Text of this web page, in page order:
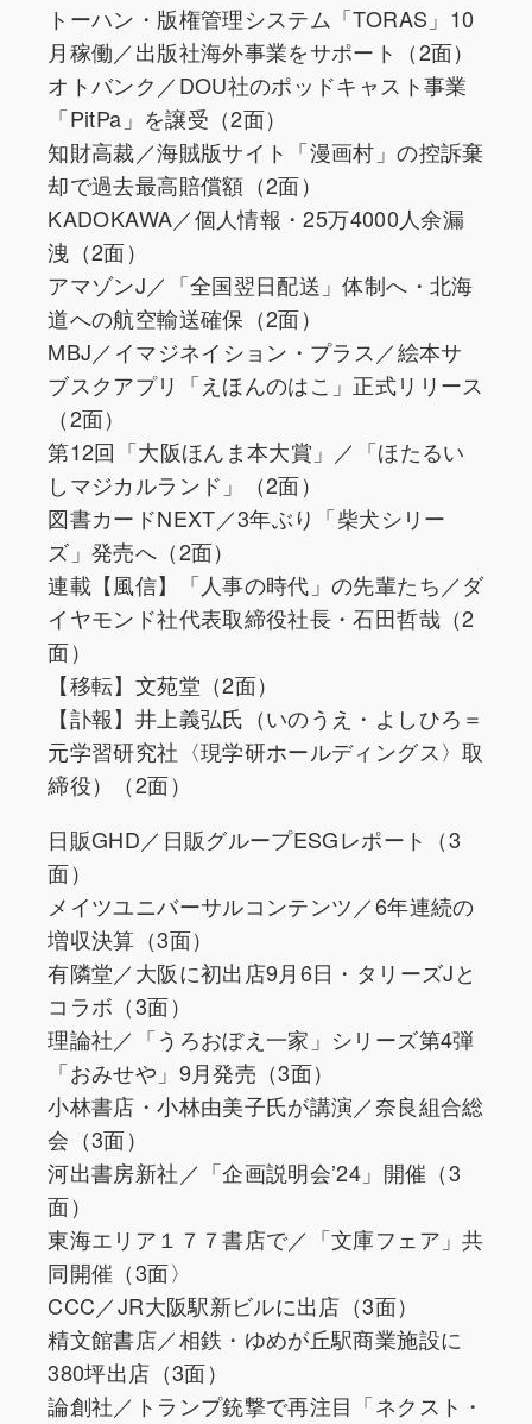
トーハン・版権管理システム「TORAS」10
月稼働／出版社海外事業をサポート（2面）
オトバンク／DOU社のポッドキャスト事業
「PitPa」を譲受（2面）
知財高裁／海賊版サイト「漫画村」の控訴棄
却で過去最高賠償額（2面）
KADOKAWA／個人情報・25万4000人余漏
洩（2面）
アマゾンJ／「全国翌日配送」体制へ・北海
道への航空輸送確保（2面）
MBJ／イマジネイション・プラス／絵本サ
ブスクアプリ「えほんのはこ」正式リリース
（2面）
第12回「大阪ほんま本大賞」／「ほたるい
しマジカルランド」（2面）
図書カードNEXT／3年ぶり「柴犬シリー
ズ」発売へ（2面）
連載【風信】「人事の時代」の先輩たち／ダ
イヤモンド社代表取締役社長・石田哲哉（2
面）
【移転】文苑堂（2面）
【訃報】井上義弘氏（いのうえ・よしひろ＝
元学習研究社〈現学研ホールディングス〉取
締役）（2面）
日販GHD／日販グループESGレポート（3
面）
メイツユニバーサルコンテンツ／6年連続の
増収決算（3面）
有隣堂／大阪に初出店9月6日・タリーズJと
コラボ（3面）
理論社／「うろおぼえ一家」シリーズ第4弾
「おみせや」9月発売（3面）
小林書店・小林由美子氏が講演／奈良組合総
会（3面）
河出書房新社／「企画説明会’24」開催（3
面）
東海エリア１７７書店で／「文庫フェア」共
同開催（3面〉
CCC／JR大阪駅新ビルに出店（3面）
精文館書店／相鉄・ゆめが丘駅商業施設に
380坪出店（3面）
論創社／トランプ銃撃で再注目「ネクスト・